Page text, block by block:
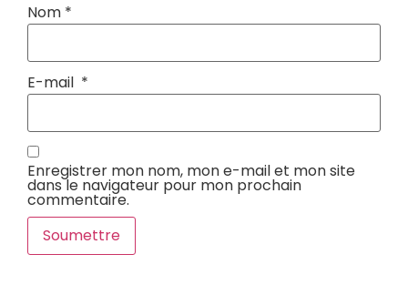
Nom *
E-mail *
Enregistrer mon nom, mon e-mail et mon site
dans le navigateur pour mon prochain
commentaire.